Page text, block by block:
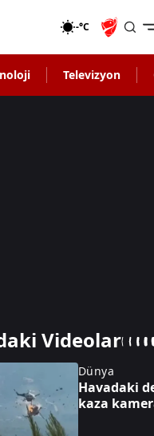
-°C
Televizyon
Videolar
Dünya
Havadaki
kaza